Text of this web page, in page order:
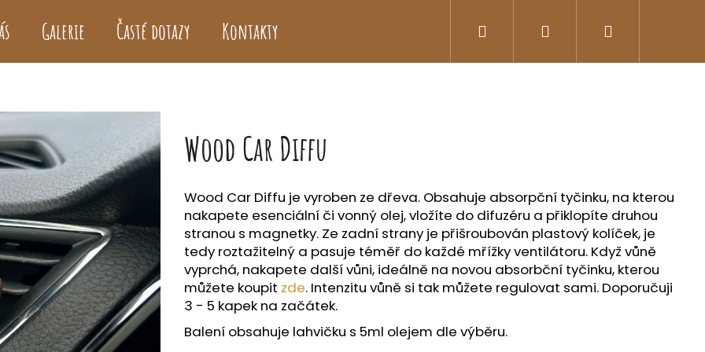
Galerie Časté dotazy Kontakty Přihlášení
Wood Car Diffu
Wood Car Diffu je vyroben ze dřeva. Obsahuje absorpční tyčinku, na kterou
nakapete esenciální či vonný olej, vložíte do difuzéru a přiklopíte druhou
stranou s magnetky. Ze zadní strany je přišroubován plastový kolíček, je
tedy roztažitelný a pasuje téměř do každé mřížky ventilátoru. Když vůně
vyprchá, nakapete další vůni, ideálně na novou absorbční tyčinku, kterou
můžete koupit zde. Intenzitu vůně si tak můžete regulovat sami. Doporučuji
3 - 5 kapek na začátek.
Balení obsahuje lahvičku s 5ml olejem dle výběru.
HLEDAT
Doporučujeme
OLEJE
ESENCIÁLNÍ OLEJE